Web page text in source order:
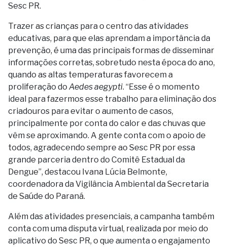
Sesc PR.
Trazer as crianças para o centro das atividades
educativas, para que elas aprendam a importância da
prevenção, é uma das principais formas de disseminar
informações corretas, sobretudo nesta época do ano,
quando as altas temperaturas favorecem a
proliferação do Aedes aegypti. “Esse é o momento
ideal para fazermos esse trabalho para eliminação dos
criadouros para evitar o aumento de casos,
principalmente por conta do calor e das chuvas que
vêm se aproximando. A gente conta com o apoio de
todos, agradecendo sempre ao Sesc PR por essa
grande parceria dentro do Comitê Estadual da
Dengue”, destacou Ivana Lúcia Belmonte,
coordenadora da Vigilância Ambiental da Secretaria
de Saúde do Paraná.
Além das atividades presenciais, a campanha também
conta com uma disputa virtual, realizada por meio do
aplicativo do Sesc PR, o que aumenta o engajamento